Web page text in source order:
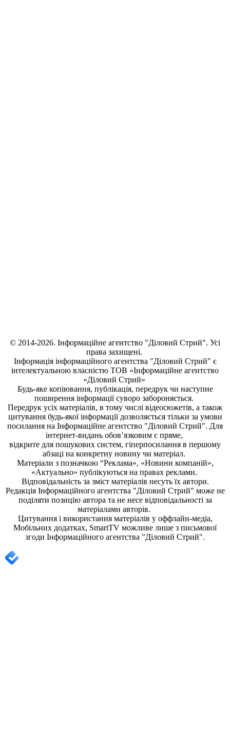
© 2014-2026. Інформаційне агентство "Діловий Стрий". Усі
права захищені.
Інформація інформаційного агентства "Діловий Стрий" є
інтелектуальною власністю ТОВ «Інформаційне агентство
«Діловий Стрий»
Будь-яке копiювання, публiкацiя, передрук чи наступне
поширення iнформацiї суворо забороняється.
Передрук усіх матеріалів, в тому числі відеосюжетів, а також
цитування будь-якої інформації дозволяється тільки за умови
посилання на Інформаційне агентство "Діловий Стрий". Для
інтернет-видань обов’язковим є пряме,
відкрите для пошукових систем, гіперпосилання в першому
абзаці на конкретну новину чи матеріал.
Матеріали з позначкою “Реклама», «Новини компаній»,
«Актуально» публікуються на правах реклами.
Відповідальність за зміст матеріалів несуть їх автори.
Редакція Інформаційного агентства "Діловий Стрий" може не
поділяти позицію автора та не несе відповідальності за
матеріалами авторів.
Цитування і використання матеріалів у оффлайн-медіа,
Мобільних додатках, SmartTV можливе лише з письмової
згоди Інформаційного агентства "Діловий Стрий".